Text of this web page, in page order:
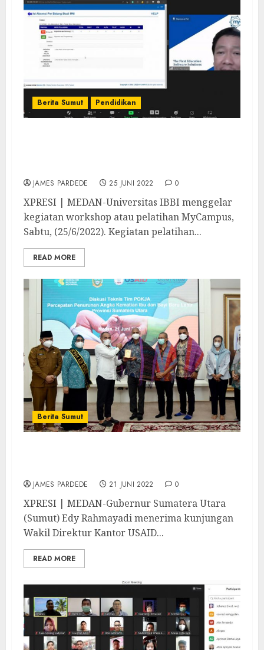
Berita Sumut Pendidikan
JAMES PARDEDE 25 JUNI 2022 0
XPRESI | MEDAN-Universitas IBBI menggelar
kegiatan workshop atau pelatihan MyCampus,
Sabtu, (25/6/2022). Kegiatan pelatihan...
READ MORE
Berita Sumut
JAMES PARDEDE 21 JUNI 2022 0
XPRESI | MEDAN-Gubernur Sumatera Utara
(Sumut) Edy Rahmayadi menerima kunjungan
Wakil Direktur Kantor USAID...
READ MORE